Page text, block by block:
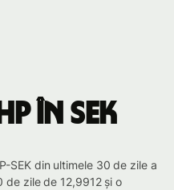
în SEK
SEK din ultimele 30 de zile a
de zile de 12,9912 și o